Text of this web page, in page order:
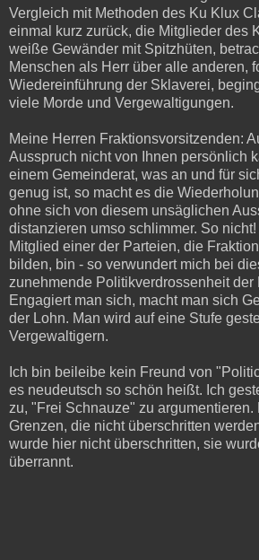
Vergleich mit Methoden des Ku Klux
einmal kurz zurück, die Mitglieder des
weiße Gewänder mit Spitzhüten,
Menschen als Herr über alle anderen,
Wiedereinführung der Sklaverei,
viele Morde und Vergewaltigungen.
Meine Herren Fraktionsvorsitzenden:
Ausspruch nicht von Ihnen persönlich
einem Gemeinderat, was an und für
genug ist, so macht es die
ohne sich von diesem unsäglichen
distanzieren umso schlimmer. So
Mitglied einer der Parteien, die
bilden, bin - so verwundert mich bei
zunehmende Politikverdrossenheit der
Engagiert man sich, macht man sich
der Lohn. Man wird auf eine Stufe
Vergewaltigern.
Ich bin beileibe kein Freund von
es neudeutsch so schön heißt. Ich
zu, "Frei Schnauze" zu argumentieren.
Grenzen, die nicht überschritten
wurde hier nicht überschritten, sie
überrannt.